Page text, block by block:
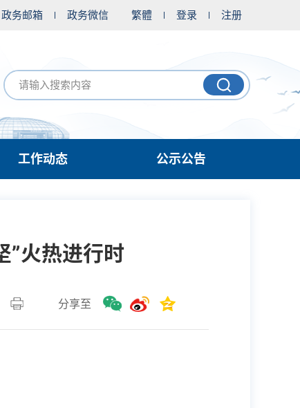
政务邮箱 政务微信 繁體 登录 注册
工作动态 公示公告
”火热进行时
分享至